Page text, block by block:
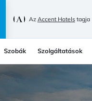
Az Accent Hotelstagja
Szobák Szolgáltatások